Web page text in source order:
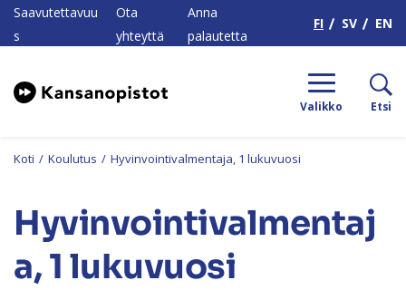
Saavutettavuu
s
Ota
yhteyttä
Anna
palautetta
FI SV EN
Valikko Etsi
Koti / Koulutus / Hyvinvointivalmentaja, 1 lukuvuosi
Hyvinvointivalmentaj
a, 1 lukuvuosi